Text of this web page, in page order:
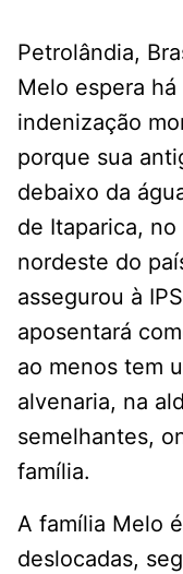
Petrolândia,
Melo espera
indenização
porque sua
debaixo da
de Itaparica,
nordeste do
assegurou à
aposentará
ao menos tem
alvenaria, na
semelhantes,
família.
A família Melo
deslocadas,